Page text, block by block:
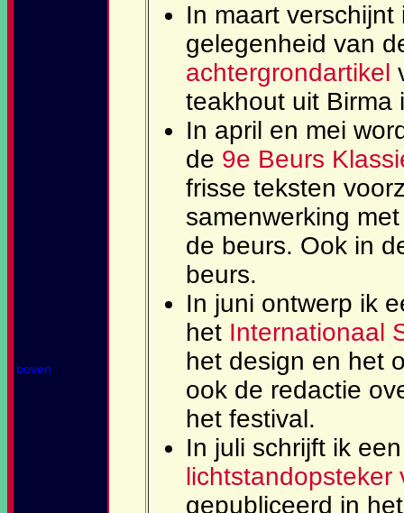
boven
In maart
gelegenheid van
achtergrondartikel
teakhout uit Birma
In april en mei
de 9e Beurs
frisse teksten
samenwerking
de beurs. Ook in
beurs.
In juni ontwerp ik
het Internationaal
het design en het
ook de redactie
het festival.
In juli schrijft ik
lichtstandopsteker
gepubliceerd in